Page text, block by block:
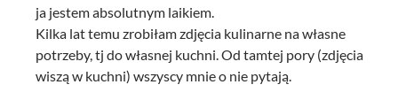
ja jestem absolutnym laikiem.
Kilka lat temu zrobiłam zdjęcia kulinarne na własne
potrzeby, tj do własnej kuchni. Od tamtej pory (zdjęcia
wiszą w kuchni) wszyscy mnie o nie pytają.